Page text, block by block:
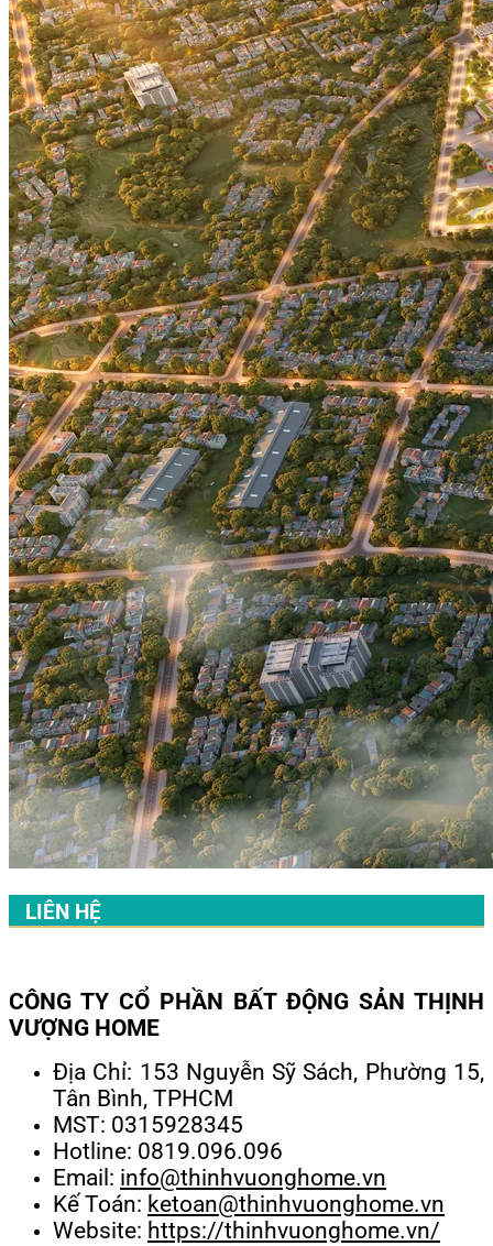
LIÊN HỆ
CÔNG TY CỔ PHẦN BẤT ĐỘNG SẢN THỊNH
VƯỢNG HOME
Địa Chỉ: 153 Nguyễn Sỹ Sách, Phường 15,
Tân Bình, TPHCM
MST: 0315928345
Hotline: 0819.096.096
Email: info@thinhvuonghome.vn
Kế Toán: ketoan@thinhvuonghome.vn
Website: https://thinhvuonghome.vn/